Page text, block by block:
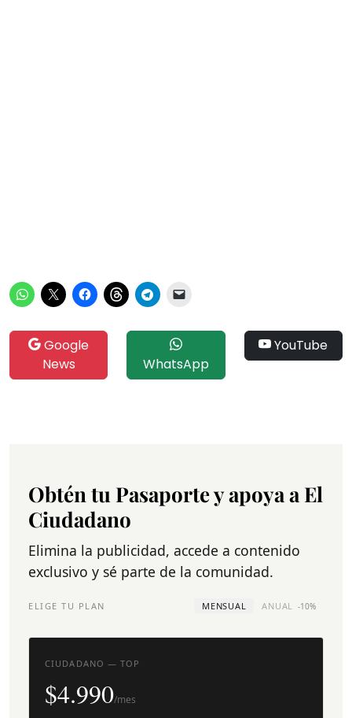
Google
News
WhatsApp
YouTube
Obtén tu Pasaporte y apoya a El
Ciudadano
Elimina la publicidad, accede a contenido
exclusivo y sé parte de la comunidad.
ELIGE TU PLAN MENSUAL ANUAL -10%
CIUDADANO — TOP
$4.990/mes